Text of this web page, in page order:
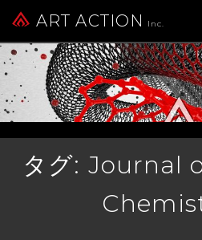
ART ACTION Inc.
タグ: Journal